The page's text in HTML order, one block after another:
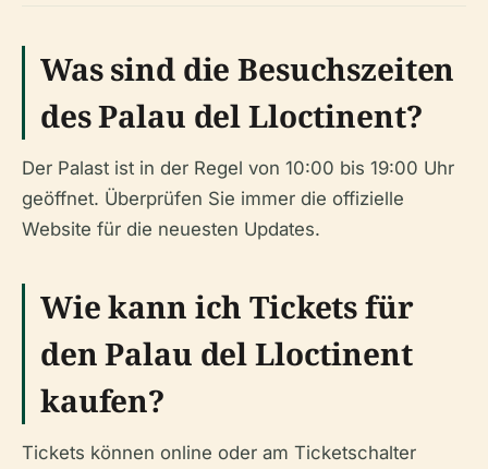
Was sind die Besuchszeiten
des Palau del Lloctinent?
Der Palast ist in der Regel von 10:00 bis 19:00 Uhr
geöffnet. Überprüfen Sie immer die offizielle
Website für die neuesten Updates.
Wie kann ich Tickets für
den Palau del Lloctinent
kaufen?
Tickets können online oder am Ticketschalter